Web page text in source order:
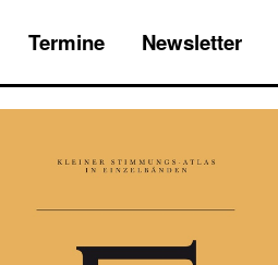
Termine Newsletter